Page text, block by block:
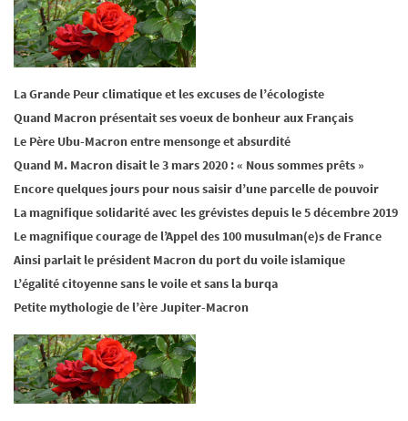
La Grande Peur climatique et les excuses de l’écologiste
Quand Macron présentait ses voeux de bonheur aux Français
Le Père Ubu-Macron entre mensonge et absurdité
Quand M. Macron disait le 3 mars 2020 : « Nous sommes prêts »
Encore quelques jours pour nous saisir d’une parcelle de pouvoir
La magnifique solidarité avec les grévistes depuis le 5 décembre 2019
Le magnifique courage de l’Appel des 100 musulman(e)s de France
Ainsi parlait le président Macron du port du voile islamique
L’égalité citoyenne sans le voile et sans la burqa
Petite mythologie de l’ère Jupiter-Macron